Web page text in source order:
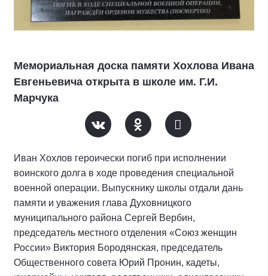
Мемориальная доска памяти Хохлова Ивана
Евгеньевича открыта в школе им. Г.И.
Марчука
Иван Хохлов героически погиб при исполнении
воинского долга в ходе проведения специальной
военной операции. Выпускнику школы отдали дань
памяти и уважения глава Духовницкого
муниципального района Сергей Вербин,
председатель местного отделения «Союз женщин
России» Виктория Бородянская, председатель
Общественного совета Юрий Пронин, кадеты,